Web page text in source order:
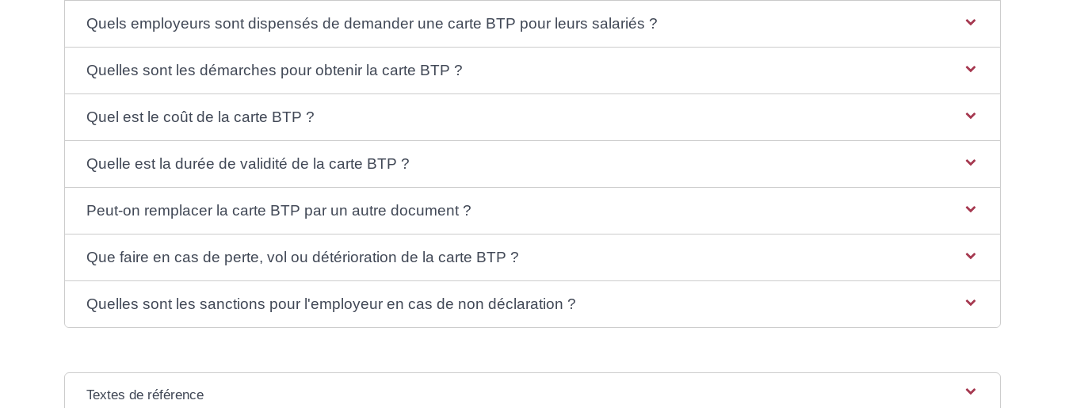
Quels employeurs sont dispensés de demander une carte BTP pour leurs salariés ?
Quelles sont les démarches pour obtenir la carte BTP ?
Quel est le coût de la carte BTP ?
Quelle est la durée de validité de la carte BTP ?
Peut-on remplacer la carte BTP par un autre document ?
Que faire en cas de perte, vol ou détérioration de la carte BTP ?
Quelles sont les sanctions pour l'employeur en cas de non déclaration ?
Textes de référence